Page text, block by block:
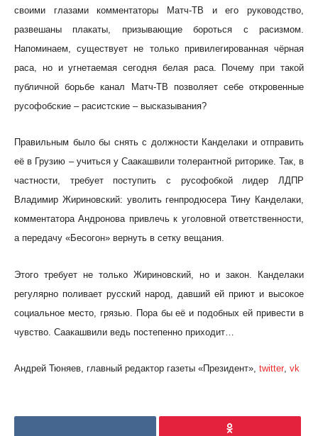
своими глазами комментаторы Матч-ТВ и его руководство,
развешаны плакаты, призывающие бороться с расизмом.
Напоминаем, существует не только привилегированная чёрная
раса, но и угнетаемая сегодня белая раса. Почему при такой
публичной борьбе канал Матч-ТВ позволяет себе откровенные
русофобские – расистские – высказывания?
Правильным было бы снять с должности Канделаки и отправить
её в Грузию – учиться у Саакашвили толерантной риторике. Так, в
частности, требует поступить с русофобкой лидер ЛДПР
Владимир Жириновский: уволить генпродюсера Тину Канделаки,
комментатора Андронова привлечь к уголовной ответственности,
а передачу «Бесогон» вернуть в сетку вещания.
Этого требует не только Жириновский, но и закон. Канделаки
регулярно поливает русский народ, давший ей приют и высокое
социальное место, грязью. Пора бы её и подобных ей привести в
чувство. Саакашвили ведь постепенно приходит…
Андрей Тюняев, главный редактор газеты «Президент», twitter, vk
Ok